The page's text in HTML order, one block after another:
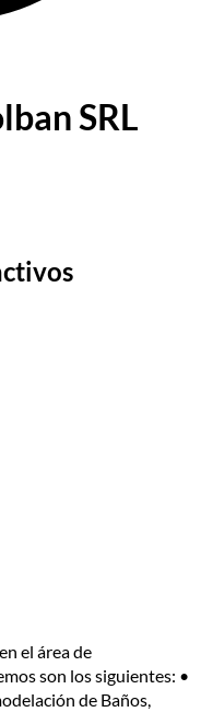
SRL
el área de
son los siguientes: •
de Baños,